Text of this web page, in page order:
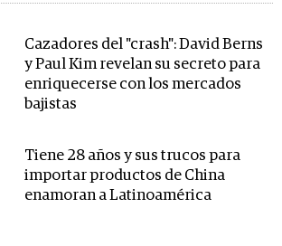
Cazadores del "crash": David Berns
y Paul Kim revelan su secreto para
enriquecerse con los mercados
bajistas
Tiene 28 años y sus trucos para
importar productos de China
enamoran a Latinoamérica